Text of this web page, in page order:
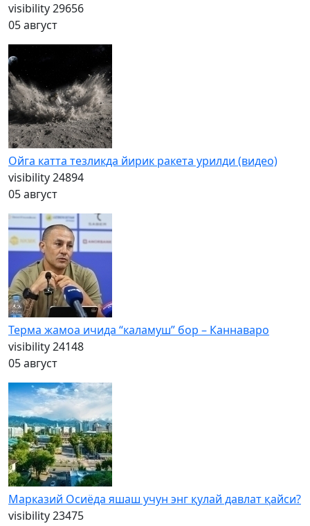
visibility29656
05 август
Ойга катта тезликда йирик ракета урилди (видео)
visibility24894
05 август
Терма жамоа ичида “каламуш” бор – Каннаваро
visibility24148
05 август
Марказий Осиёда яшаш учун энг қулай давлат қайси?
visibility23475